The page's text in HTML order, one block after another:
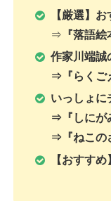
【厳選】
⇒ 『落語
作家川端誠
⇒『らくご
いっしょに
⇒『しにが
⇒『ねこの
【おすすめ